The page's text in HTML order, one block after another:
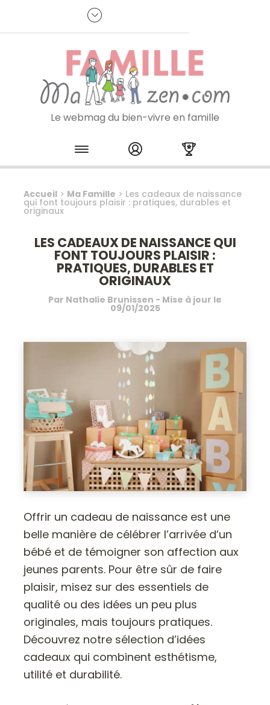
Je m'inscris à la newsletter
Le webmag du bien-vivre en famille
Skip to content
Accueil > Ma Famille > Les cadeaux de naissance
qui font toujours plaisir : pratiques, durables et
originaux
LES CADEAUX DE NAISSANCE QUI
FONT TOUJOURS PLAISIR :
PRATIQUES, DURABLES ET
ORIGINAUX
Par Nathalie Brunissen - Mise à jour le
09/01/2025
Offrir un cadeau de naissance est une
belle manière de célébrer l’arrivée d’un
bébé et de témoigner son affection aux
jeunes parents. Pour être sûr de faire
plaisir, misez sur des essentiels de
qualité ou des idées un peu plus
originales, mais toujours pratiques.
Découvrez notre sélection d’idées
cadeaux qui combinent esthétisme,
utilité et durabilité.
Panneau de gestion des cookies